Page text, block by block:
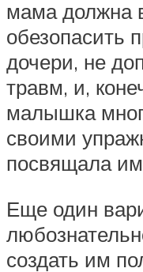
мама должна
обезопасить
дочери, не
травм, и,
малышка
своими
посвящала
Еще один
создать им